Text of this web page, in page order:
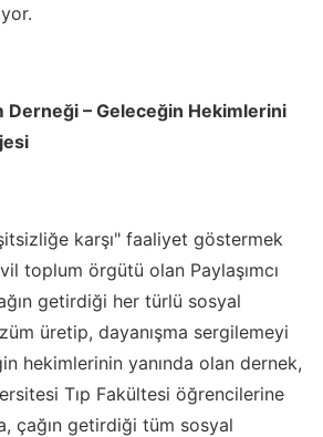
Derneği – Geleceğin Hekimlerini
karşı" faaliyet göstermek
toplum örgütü olan Paylaşımcı
getirdiği her türlü sosyal
üretip, dayanışma sergilemeyi
hekimlerinin yanında olan dernek,
Tıp Fakültesi öğrencilerine
çağın getirdiği tüm sosyal